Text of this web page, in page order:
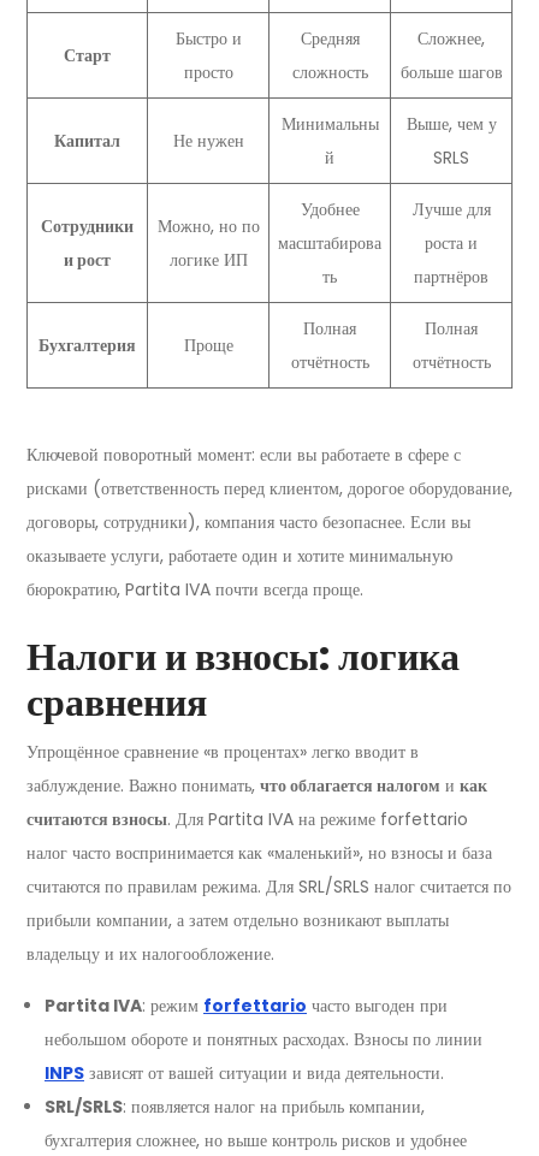
Старт
Быстро и
просто
Средняя
сложность
Сложнее,
больше шагов
Капитал Не нужен
Минимальны
й
Выше, чем у
SRLS
Сотрудники
и рост
Можно, но по
логике ИП
Удобнее
масштабирова
ть
Лучше для
роста и
партнёров
Бухгалтерия Проще
Полная
отчётность
Полная
отчётность
Ключевой поворотный момент: если вы работаете в сфере с
рисками (ответственность перед клиентом, дорогое оборудование,
договоры, сотрудники), компания часто безопаснее. Если вы
оказываете услуги, работаете один и хотите минимальную
бюрократию, Partita IVA почти всегда проще.
Налоги и взносы: логика
сравнения
Упрощённое сравнение «в процентах» легко вводит в
заблуждение. Важно понимать, что облагается налогом и как
считаются взносы. Для Partita IVA на режиме forfettario
налог часто воспринимается как «маленький», но взносы и база
считаются по правилам режима. Для SRL/SRLS налог считается по
прибыли компании, а затем отдельно возникают выплаты
владельцу и их налогообложение.
Partita IVA: режим forfettario часто выгоден при
небольшом обороте и понятных расходах. Взносы по линии
INPS зависят от вашей ситуации и вида деятельности.
SRL/SRLS: появляется налог на прибыль компании,
бухгалтерия сложнее, но выше контроль рисков и удобнее